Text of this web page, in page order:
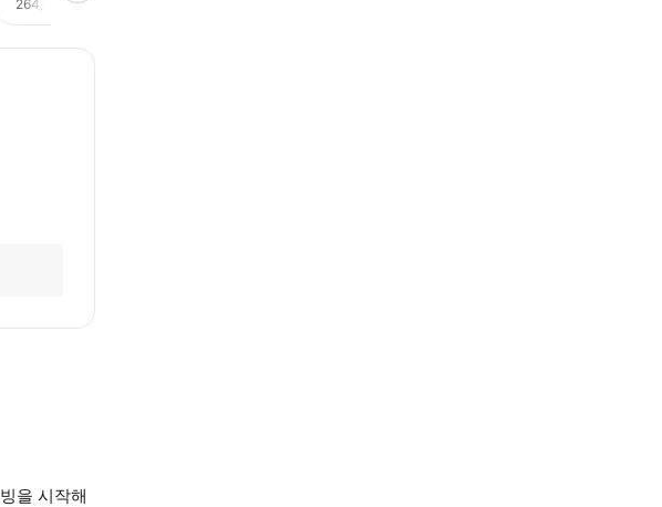
264,171원
을 시작해